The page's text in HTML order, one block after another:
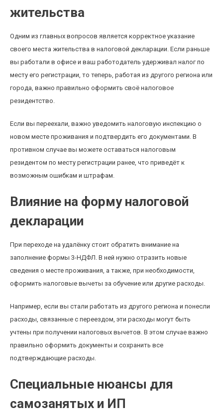
жительства
Одним из главных вопросов является корректное указание
своего места жительства в налоговой декларации. Если раньше
вы работали в офисе и ваш работодатель удерживал налог по
месту его регистрации, то теперь, работая из другого региона или
города, важно правильно оформить своё налоговое
резидентство.
Если вы переехали, важно уведомить налоговую инспекцию о
новом месте проживания и подтвердить его документами. В
противном случае вы можете оставаться налоговым
резидентом по месту регистрации ранее, что приведёт к
возможным ошибкам и штрафам.
Влияние на форму налоговой
декларации
При переходе на удалёнку стоит обратить внимание на
заполнение формы 3-НДФЛ. В ней нужно отразить новые
сведения о месте проживания, а также, при необходимости,
оформить налоговые вычеты за обучение или другие расходы.
Например, если вы стали работать из другого региона и понесли
расходы, связанные с переездом, эти расходы могут быть
учтены при получении налоговых вычетов. В этом случае важно
правильно оформить документы и сохранить все
подтверждающие расходы.
Специальные нюансы для
самозанятых и ИП